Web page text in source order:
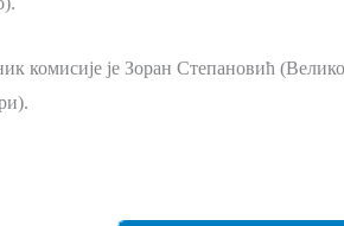
комисије је Зоран Степановић